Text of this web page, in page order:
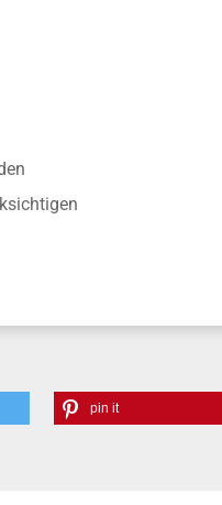
pin it